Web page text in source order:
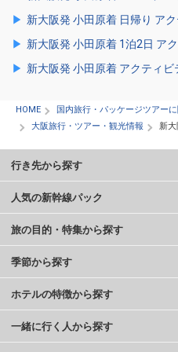
新大阪発 小田原着 日帰り ア
新大阪発 小田原着 1泊2日 ア
新大阪発 小田原着 アクティビ
HOME
国内旅行・パッケージツアー
大阪旅行・ツアー・観光情報
新大
行き先から探す
人気の新幹線パック
旅の目的・特集から探す
季節から探す
ホテルの特徴から探す
一緒に行く人から探す